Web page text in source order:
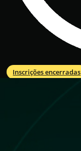
Inscrições encerradas